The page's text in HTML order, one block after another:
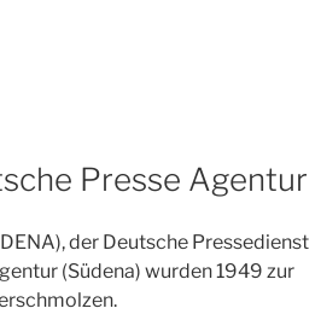
Presse Agentur
der Deutsche Pressedienst
(Südena) wurden 1949 zur